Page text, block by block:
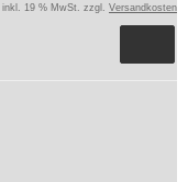
inkl. 19 % MwSt. zzgl. Versandkosten